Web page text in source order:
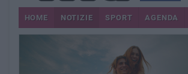
HOME NOTIZIE SPORT AGENDA